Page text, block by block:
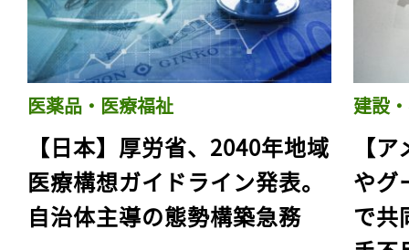
医薬品・医療福祉
【日本】厚労省、2040年地域
医療構想ガイドライン発表。
自治体主導の態勢構築急務
建設
【
やグ
で共